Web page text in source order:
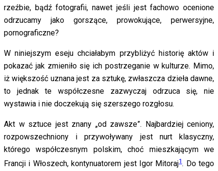
rzeźbie, bądź fotografii, nawet jeśli jest fachowo ocenione
odrzucamy jako gorszące, prowokujące, perwersyjne,
pornograficzne?
W niniejszym eseju chciałabym przybliżyć historię aktów i
pokazać jak zmieniło się ich postrzeganie w kulturze. Mimo,
iż większość uznana jest za sztukę, zwłaszcza dzieła dawne,
to jednak te współczesne zazwyczaj odrzuca się, nie
wystawia i nie doczekują się szerszego rozgłosu.
Akt w sztuce jest znany „od zawsze”. Najbardziej ceniony,
rozpowszechniony i przywoływany jest nurt klasyczny,
którego współczesnym polskim, choć mieszkającym we
Francji i Włoszech, kontynuatorem jest Igor Mitoraj1. Do tego